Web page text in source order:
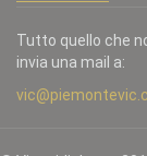
Tutto quello che
invia una mail a: